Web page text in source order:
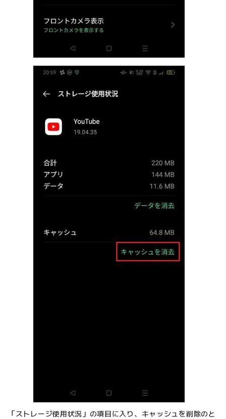
「ストレージ使用状況」の項目に入り、キャッシュを削除のと